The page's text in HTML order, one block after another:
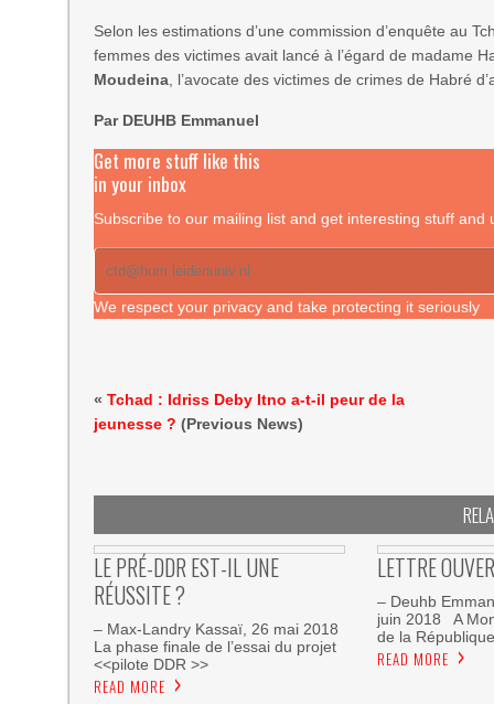
Selon les estimations d’une commission d’enquête au
femmes des victimes avait lancé à l’égard de madame
Moudeina , l’avocate des victimes de crimes de Habré
Par DEUHB Emmanuel
Get more stuff like this
in your inbox
Subscribe to our mailing list and get interesting stuff and
We respect your privacy and take protecting it seriously
« Tchad : Idriss Deby Itno a-t-il peur de la
jeunesse ? (Previous News)
LE PRÉ-DDR EST-IL UNE
RÉUSSITE ?
– Max-Landry Kassaï, 26 mai 2018
La phase finale de l’essai du projet
<<pilote DDR >>
READ MORE
LETTRE
– Deuhb
juin 2018 A
de la
READ MORE